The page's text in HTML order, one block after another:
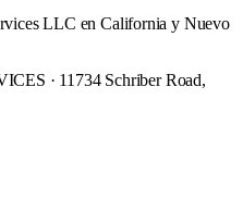
LLC en California y Nuevo
· 11734 Schriber Road,